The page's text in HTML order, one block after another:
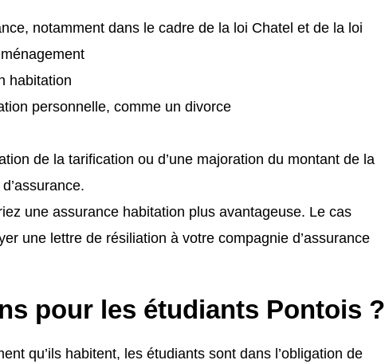
notamment dans le cadre de la loi Chatel et de la loi
habitation
personnelle, comme un divorce
de la tarification ou d’une majoration du montant de la
une assurance habitation plus avantageuse. Le cas
une lettre de résiliation à votre compagnie d’assurance
pour les étudiants Pontois ?
qu’ils habitent, les étudiants sont dans l’obligation de